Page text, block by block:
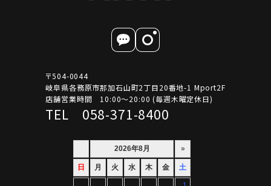
〒504-0044
岐阜県各務原市那加石山町2丁目20番地-1 Mport2F
店舗営業時間 10:00～20:00 (毎週木曜定休日)
TEL 058-371-8400